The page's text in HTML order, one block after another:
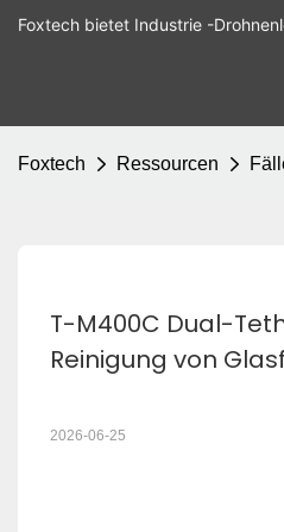
Foxtech bietet Industrie -
Foxtech Ressourcen
T-M400C Dual-
Reinigung von
2026-06-25